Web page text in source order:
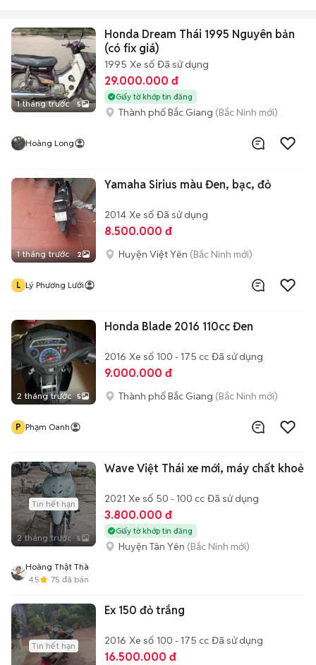
1 tháng trước 5
Honda Dream Thái 1995 Nguyên bản
(có fix giá)
1995 Xe số Đã sử dụng
29.000.000 đ
Giấy tờ khớp tin đăng
Thành phố Bắc Giang (Bắc Ninh mới)
Hoàng Long
1 tháng trước 2
Yamaha Sirius màu Đen, bạc, đỏ
2014 Xe số Đã sử dụng
8.500.000 đ
Huyện Việt Yên (Bắc Ninh mới)
L Lý Phương Lưới
2 tháng trước 5
Honda Blade 2016 110cc Đen
2016 Xe số 100 - 175 cc Đã sử dụng
9.000.000 đ
Thành phố Bắc Giang (Bắc Ninh mới)
P Phạm Oanh
Tin hết hạn
2 tháng trước 5
Wave Việt Thái xe mới, máy chất khoẻ
2021 Xe số 50 - 100 cc Đã sử dụng
3.800.000 đ
Giấy tờ khớp tin đăng
Huyện Tân Yên (Bắc Ninh mới)
Hoàng Thật Thà
4.5
75 đã bán
Tin hết hạn
Ex 150 đỏ trắng
2016 Xe số 100 - 175 cc Đã sử dụng
16.500.000 đ